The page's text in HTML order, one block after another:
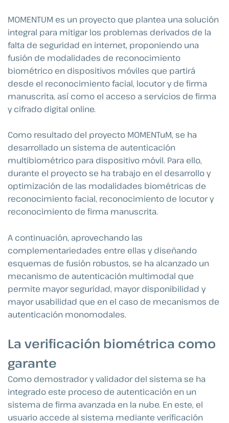
MOMENTUM es un proyecto que plantea una solución
integral para mitigar los problemas derivados de la
falta de seguridad en internet, proponiendo una
fusión de modalidades de reconocimiento
biométrico en dispositivos móviles que partirá
desde el reconocimiento facial, locutor y de firma
manuscrita, así como el acceso a servicios de firma
y cifrado digital online.
Como resultado del proyecto MOMENTuM, se ha
desarrollado un sistema de autenticación
multibiométrico para dispositivo móvil. Para ello,
durante el proyecto se ha trabajo en el desarrollo y
optimización de las modalidades biométricas de
reconocimiento facial, reconocimiento de locutor y
reconocimiento de firma manuscrita.
A continuación, aprovechando las
complementariedades entre ellas y diseñando
esquemas de fusión robustos, se ha alcanzado un
mecanismo de autenticación multimodal que
permite mayor seguridad, mayor disponibilidad y
mayor usabilidad que en el caso de mecanismos de
autenticación monomodales.
La verificación biométrica como
garante
Como demostrador y validador del sistema se ha
integrado este proceso de autenticación en un
sistema de firma avanzada en la nube. En este, el
usuario accede al sistema mediante verificación